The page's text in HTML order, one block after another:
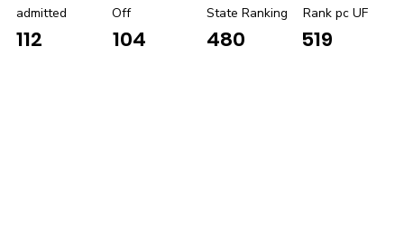
admitted
112
Off
104
State Ranking
480
Rank pc UF
519